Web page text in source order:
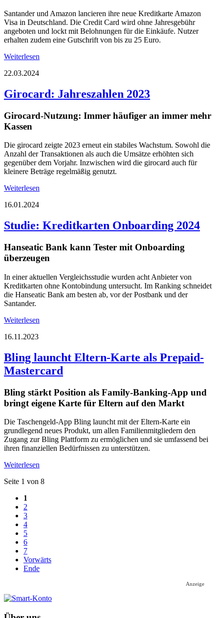
Santander und Amazon lancieren ihre neue Kreditkarte Amazon
Visa in Deutschland. Die Credit Card wird ohne Jahresgebühr
angeboten und lockt mit Belohnungen für die Einkäufe. Nutzer
erhalten zudem eine Gutschrift von bis zu 25 Euro.
Weiterlesen
22.03.2024
Girocard: Jahreszahlen 2023
Girocard-Nutzung: Immer häufiger an immer mehr
Kassen
Die girocard zeigte 2023 erneut ein stabiles Wachstum. Sowohl die
Anzahl der Transaktionen als auch die Umsätze erhöhten sich
gegenüber dem Vorjahr. Inzwischen wird die girocard auch für
kleinere Beträge regelmäßig genutzt.
Weiterlesen
16.01.2024
Studie: Kreditkarten Onboarding 2024
Hanseatic Bank kann Tester mit Onboarding
überzeugen
In einer aktuellen Vergleichsstudie wurden acht Anbieter von
Kreditkarten ohne Kontobindung untersucht. Im Ranking schneidet
die Hanseatic Bank am besten ab, vor der Postbank und der
Santander.
Weiterlesen
16.11.2023
Bling launcht Eltern-Karte als Prepaid-
Mastercard
Bling stärkt Position als Family-Banking-App und
bringt eigene Karte für Eltern auf den Markt
Die Taschengeld-App Bling launcht mit der Eltern-Karte ein
grundlegend neues Produkt, um allen Familienmitgliedern den
Zugang zur Bling Plattform zu ermöglichen und sie umfassend bei
ihren finanziellen Bedürfnissen zu unterstützen.
Weiterlesen
Seite 1 von 8
1
2
3
4
5
6
7
Vorwärts
Ende
Anzeige